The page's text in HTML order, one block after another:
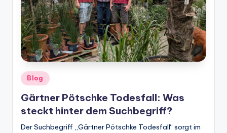
Posted
in
Blog
Gärtner Pötschke Todesfall: Was
steckt hinter dem Suchbegriff?
Der Suchbegriff „Gärtner Pötschke Todesfall“ sorgt im